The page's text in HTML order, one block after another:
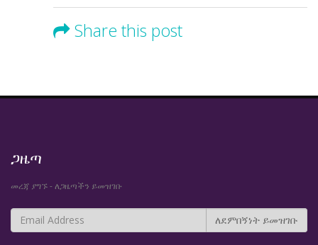
Share this post
ጋዜጣ
መረጃ ያግኙ - ለጋዜጣችን ይመዝገቡ